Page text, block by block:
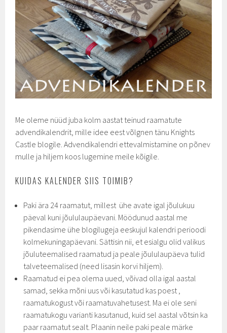
Me oleme nüüd juba kolm aastat teinud raamatute
advendikalendrit, mille idee eest võlgnen tänu Knights
Castle blogile. Advendikalendri ettevalmistamine on põnev
mulle ja hiljem koos lugemine meile kõigile.
KUIDAS KALENDER SIIS TOIMIB?
Paki ära 24 raamatut, millest ühe avate igal jõulukuu
päeval kuni jõululaupäevani. Möödunud aastal me
pikendasime ühe blogilugeja eeskujul kalendri perioodi
kolmekuningapäevani. Sättisin nii, et esialgu olid valikus
jõuluteemalised raamatud ja peale jõululaupäeva tulid
talveteemalised (need lisasin korvi hiljem).
Raamatud ei pea olema uued, võivad olla igal aastal
samad, sekka mõni uus või kasutatud kas poest ,
raamatukogust või raamatuvahetusest. Ma ei ole seni
raamatukogu varianti kasutanud, kuid sel aastal võtsin ka
paar raamatut sealt. Plaanin neile paki peale märke